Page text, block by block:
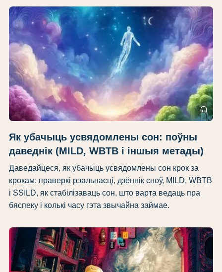
headphones
Як убачыць усвядомлены сон: поўны
даведнік (MILD, WBTB і іншыя метады)
Даведайцеся, як убачыць усвядомлены сон крок за
крокам: праверкі рэальнасці, дзённік сноў, MILD, WBTB
і SSILD, як стабілізаваць сон, што варта ведаць пра
бяспеку і колькі часу гэта звычайна займае.